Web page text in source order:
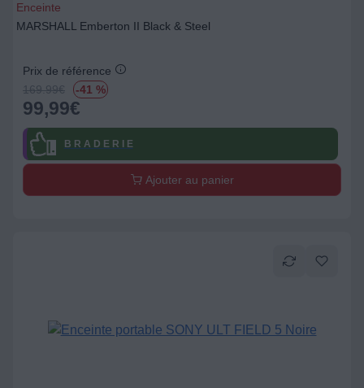
Enceinte
MARSHALL Emberton II Black & Steel
Prix de référence
169.99€ -41 %
99,99€
B R A D E R I E
Ajouter au panier